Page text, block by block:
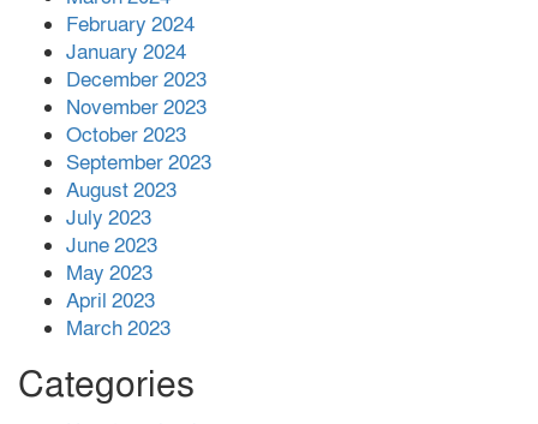
February 2024
January 2024
December 2023
November 2023
October 2023
September 2023
August 2023
July 2023
June 2023
May 2023
April 2023
March 2023
Categories